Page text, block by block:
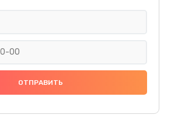
Ремонт подсветки